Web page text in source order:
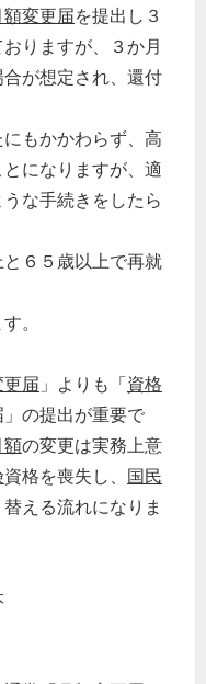
額変更届を提出し３
りますが、３か月
が想定され、還付
もかかわらず、高
になりますが、適
な手続きをしたら
６５歳以上で再就
。
更届 」よりも「資格
の提出が重要で
額の変更は実務上意
資格を喪失し、 国民
える流れになりま